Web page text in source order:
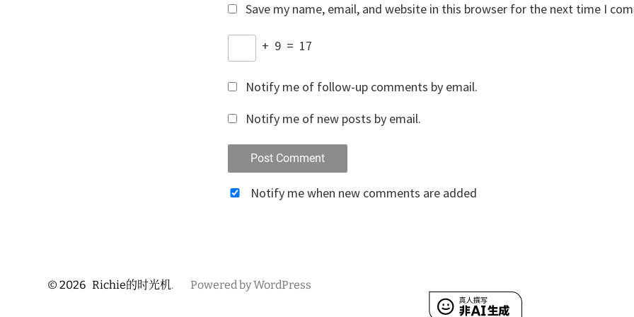
Save my name, email, and website in this browser for the next time I
+ 9 = 17
Notify me of follow-up comments by email.
Notify me of new posts by email.
Notify me when new comments are added
© 2026 Richie的时光机. Powered by WordPress